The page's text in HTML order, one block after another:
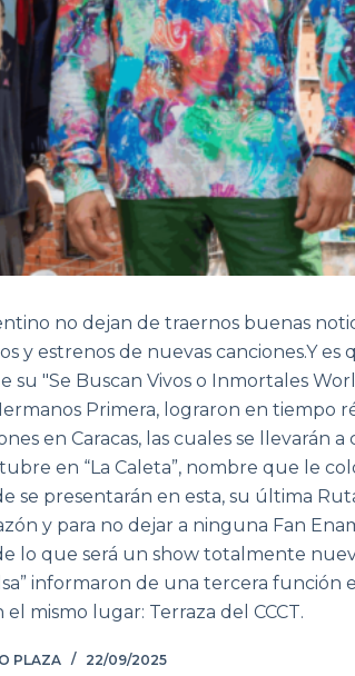
no dejan de traernos buenas
y estrenos de nuevas canciones.Y es
su "Se Buscan Vivos o Inmortales
Primera, lograron en tiempo
en Caracas, las cuales se llevarán a
en “La Caleta”, nombre que le
se presentarán en esta, su última
y para no dejar a ninguna Fan
lo que será un show totalmente
informaron de una tercera función
mismo lugar: Terraza del CCCT.
PLAZA 22/09/2025